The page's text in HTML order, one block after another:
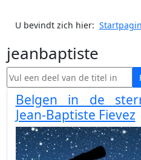
U bevindt zich hier:
jeanbaptiste
Vul een deel van de titel in
Belgen in de
Jean-Baptiste Fievez